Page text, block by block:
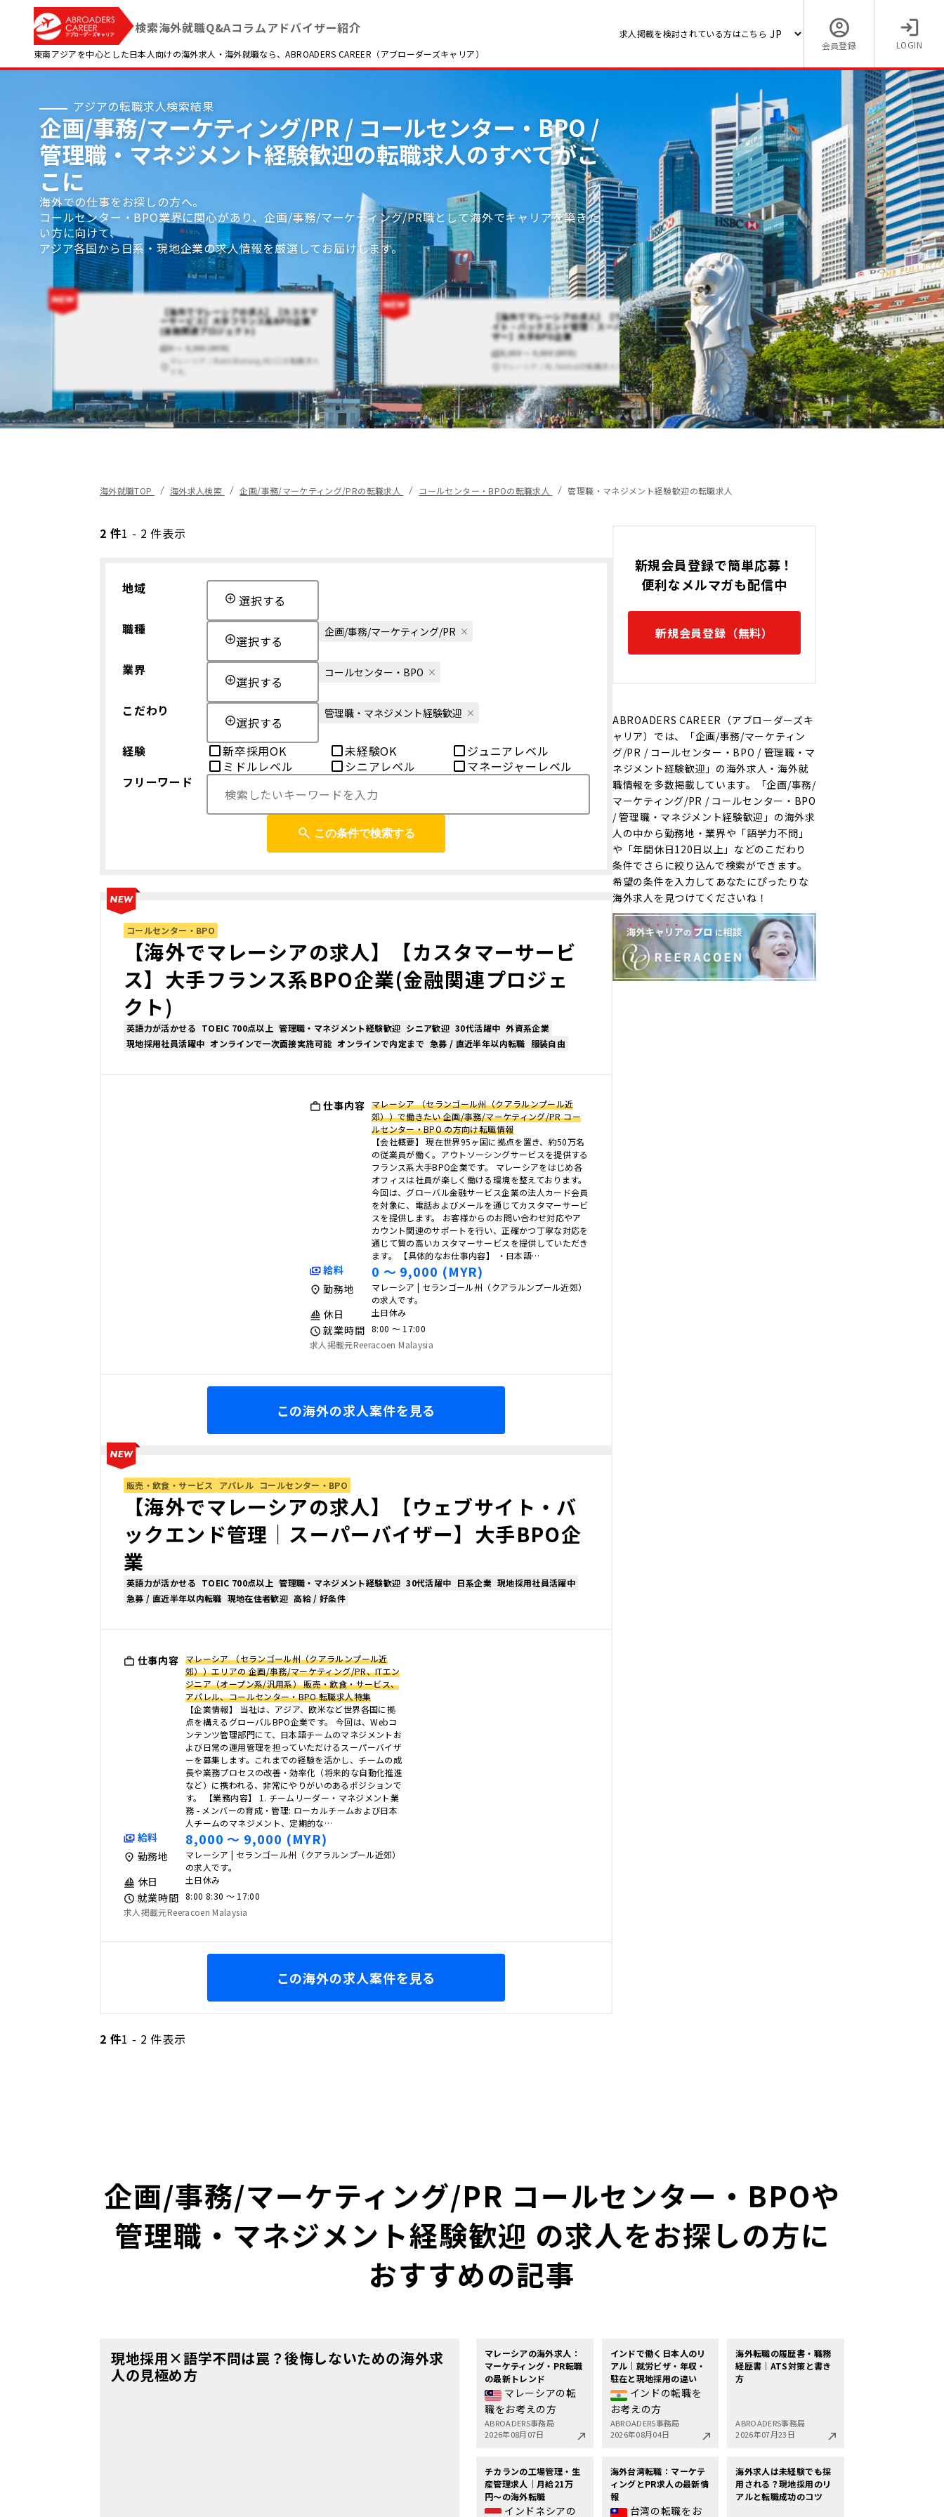
検索海外就職Q&Aコラムアドバイザー紹介
東南アジアを中心とした日本人向けの海外求人・海外就職なら、ABROADERS CAREER（アブローダーズキャリア）
求人掲載を検討されている方はこちら
会員登録
LOGIN
アジアの転職求人検索結果
企画/事務/マーケティング/PR / コールセンター・BPO /
管理職・マネジメント経験歓迎の転職求人のすべてがこ
こに
海外での仕事をお探しの方へ。
コールセンター・BPO業界に関心があり、企画/事務/マーケティング/PR職として海外でキャリアを築きた
い方に向けて、
アジア各国から日系・現地企業の求人情報を厳選してお届けします。
【海外でマレーシアの求人】【カスタマ
ーサービス】大手フランス系BPO企業
(金融関連プロジェクト)
0 〜 9,000 (MYR)
マレーシア / Bukit Bintang/KLCCの転職求人
です。
【海外でマレーシアの求人】【ウェブサ
イト・バックエンド管理｜スーパーバイ
ザー】大手BPO企業
8,000 〜 9,000 (MYR)
マレーシア / KL Sentralの転職求人です。
海外就職TOP 海外求人検索 企画/事務/マーケティング/PRの転職求人 コールセンター・BPOの転職求人 管理職・マネジメント経験歓迎の転職求人
新規会員登録で簡単応募！
便利なメルマガも配信中
新規会員登録（無料）
ABROADERS CAREER（アブローダーズキ
ャリア）では、「企画/事務/マーケティン
グ/PR / コールセンター・BPO / 管理職・マ
ネジメント経験歓迎」の海外求人・海外就
職情報を多数掲載しています。「企画/事務/
マーケティング/PR / コールセンター・BPO
/ 管理職・マネジメント経験歓迎」の海外求
人の中から勤務地・業界や「語学力不問」
や「年間休日120日以上」などのこだわり
条件でさらに絞り込んで検索ができます。
希望の条件を入力してあなたにぴったりな
海外求人を見つけてくださいね！
2 件1 - 2 件表示
地域
選択する
職種
選択する
企画/事務/マーケティング/PR
業界
選択する
コールセンター・BPO
こだわり
選択する
管理職・マネジメント経験歓迎
経験 新卒採用OK 未経験OK
ジュニアレベル
ミドルレベル
シニアレベル
マネージャーレベル
フリーワード
この条件で検索する
コールセンター・BPO
【海外でマレーシアの求人】【カスタマーサービ
ス】大手フランス系BPO企業(金融関連プロジェ
クト)
英語力が活かせる TOEIC 700点以上 管理職・マネジメント経験歓迎 シニア歓迎 30代活躍中 外資系企業
現地採用社員活躍中 オンラインで一次面接実施可能 オンラインで内定まで 急募 / 直近半年以内転職 服装自由
仕事内容 マレーシア （セランゴール州（クアラルンプール近
郊））で働きたい 企画/事務/マーケティング/PR コー
ルセンター・BPO の方向け転職情報
【会社概要】 現在世界95ヶ国に拠点を置き、約50万名
の従業員が働く。アウトソーシングサービスを提供する
フランス系大手BPO企業です。 マレーシアをはじめ各
オフィスは社員が楽しく働ける環境を整えております。
今回は、グローバル金融サービス企業の法人カード会員
を対象に、電話およびメールを通じてカスタマーサービ
スを提供します。 お客様からのお問い合わせ対応やア
カウント関連のサポートを行い、正確かつ丁寧な対応を
通じて質の高いカスタマーサービスを提供していただき
ます。 【具体的なお仕事内容】 ・日本語…
給料 0 〜 9,000 (MYR)
勤務地
マレーシア | セランゴール州（クアラルンプール近郊）
の求人です。
休日 土日休み
就業時間
8:00 〜 17:00
求人掲載元Reeracoen Malaysia
この海外の求人案件を見る
販売・飲食・サービス アパレル コールセンター・BPO
【海外でマレーシアの求人】【ウェブサイト・バ
ックエンド管理｜スーパーバイザー】大手BPO企
業
英語力が活かせる TOEIC 700点以上 管理職・マネジメント経験歓迎 30代活躍中 日系企業 現地採用社員活躍中
急募 / 直近半年以内転職 現地在住者歓迎 高給 / 好条件
仕事内容 マレーシア （セランゴール州（クアラルンプール近
郊））エリアの 企画/事務/マーケティング/PR、ITエン
ジニア（オープン系/汎用系） 販売・飲食・サービス、
アパレル、コールセンター・BPO 転職求人特集
【企業情報】 当社は、アジア、欧米など世界各国に拠
点を構えるグローバルBPO企業です。 今回は、Webコ
ンテンツ管理部門にて、日本語チームのマネジメントお
よび日常の運用管理を担っていただけるスーパーバイザ
ーを募集します。これまでの経験を活かし、チームの成
長や業務プロセスの改善・効率化（将来的な自動化推進
など）に携われる、非常にやりがいのあるポジションで
す。 【業務内容】 1. チームリーダー・マネジメント業
務 - メンバーの育成・管理: ローカルチームおよび日本
人チームのマネジメント、定期的な…
給料 8,000 〜 9,000 (MYR)
勤務地
マレーシア | セランゴール州（クアラルンプール近郊）
の求人です。
休日 土日休み
就業時間
8:00 8:30 〜 17:00
求人掲載元Reeracoen Malaysia
この海外の求人案件を見る
2 件1 - 2 件表示
企画/事務/マーケティング/PR コールセンター・BPOや
管理職・マネジメント経験歓迎 の求人をお探しの方に
おすすめの記事
現地採用×語学不問は罠？後悔しないための海外求
人の見極め方
マレーシアの海外求人：
マーケティング・PR転職
の最新トレンド
マレーシアの転
職をお考えの方
ABROADERS事務局
2026年08月07日
インドで働く日本人のリ
アル｜就労ビザ・年収・
駐在と現地採用の違い
インドの転職を
お考えの方
ABROADERS事務局
2026年08月04日
海外転職の履歴書・職務
経歴書｜ATS対策と書き
方
ABROADERS事務局
2026年07月23日
チカランの工場管理・生
産管理求人｜月給21万
円〜の海外転職
インドネシアの
海外台湾転職：マーケテ
ィングとPR求人の最新情
報
台湾の転職をお
海外求人は未経験でも採
用される？現地採用のリ
アルと転職成功のコツ